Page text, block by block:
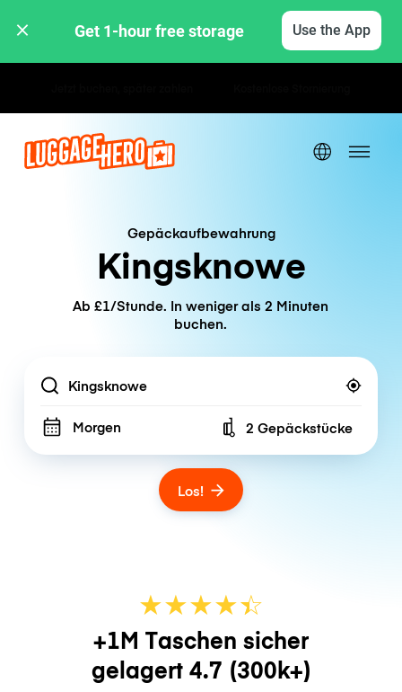
Get 1-hour free storage Use the App
Gepäckaufbewahrung
Kingsknowe
Ab £1/Stunde. In weniger als 2 Minuten
buchen.
Location
Morgen Number of bags
2 Gepäckstücke
Los!
★★★★☆
★
+1M Taschen sicher
gelagert 4.7 (300k+)